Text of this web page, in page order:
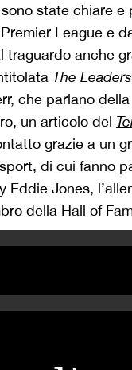
state chiare e
League e
traguardo anche
The
che parlano
un articolo del
grazie a un
di cui fanno
Eddie Jones,
della Hall of